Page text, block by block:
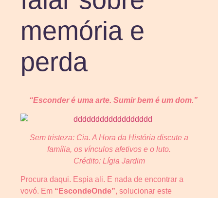
memória e
perda
“Esconder é uma arte. Sumir bem é um dom.”
Sem tristeza: Cia. A Hora da História discute a
família, os vínculos afetivos e o luto.
Crédito: Lígia Jardim
Procura daqui. Espia ali. E nada de encontrar a
vovó. Em “EscondeOnde”, solucionar este